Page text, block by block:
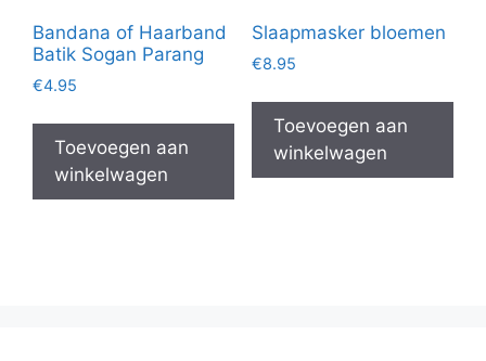
Bandana of Haarband
Batik Sogan Parang
€4.95
Toevoegen aan
winkelwagen
Slaapmasker bloemen
€8.95
Toevoegen aan
winkelwagen